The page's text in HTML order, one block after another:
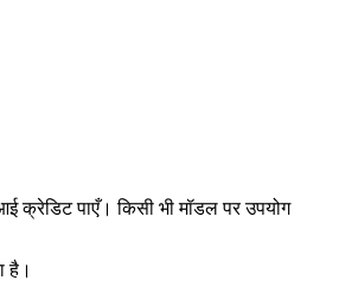
क्रेडिट पाएँ। किसी भी मॉडल पर उपयोग
है।